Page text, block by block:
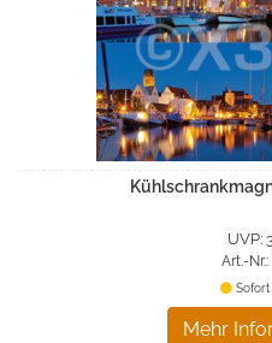
UVP:
Art.-
Mehr
Sofort